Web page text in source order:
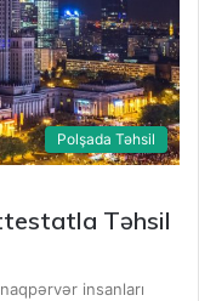
Polşada Təhsil
Təhsil
insanları